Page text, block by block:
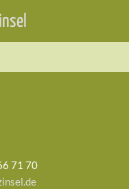
71 70